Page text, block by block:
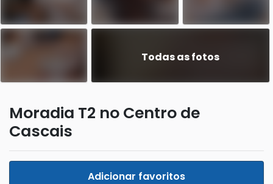
Todas as fotos
Moradia T2 no Centro de
Cascais
Adicionar favoritos